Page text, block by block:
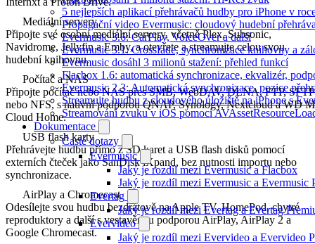
5 nejlepších aplikací přehrávačů hudby pro iPhone v
Propagační video Evermusic: cloudový hudební
Evermusic 3.6: CarPlay, VoiceOver a další
Evermusic 3.1: Crossfade, synchronizace knihovny a
Evermusic dosáhl 3 milionů stažení: přehled funkcí
Flacbox 1.6: automatická synchronizace, ekvalizér,
Evermusic 2.3: Automatická synchronizace, pozice
Streamujte hudbu z cloudového úložiště na iPhone s
Streamování zvuku v iOS pomocí
Dokumentace
Časté dotazy
Evermusic
Jaký je rozdíl mezi Evermusic a Flacbox
Jaký je rozdíl mezi Evermusic a Evermusic
Evertag
Jaký je rozdíl mezi Evertag a Evertag
Evervideo
Jaký je rozdíl mezi Evervideo a Evervideo
Mediální servery
Připojte své osobní mediální servery, včetně Plex, Subsonic,
Navidrome, Jellyfin a Emby, a otevřete a streamujte celou svou
hudební knihovnu.
Počítač a NAS
Připojte počítač nebo NAS přes SMB, WebDAV, DLNA, FTP, SFTP
nebo NFS, s nativní podporou QNAP, Synology, Nextcloud a WD
Cloud Home.
USB flash karty
Přehrávejte hudbu přímo z SD karet a USB flash disků pomocí
externích čteček jako SanDisk iXpand, bez nutnosti importu nebo
synchronizace.
AirPlay a Chromecast
Odesílejte svou hudbu bezdrátově na Apple TV, HomePod, chytré
reproduktory a další s vestavěnou podporou AirPlay, AirPlay 2 a
Google Chromecast.